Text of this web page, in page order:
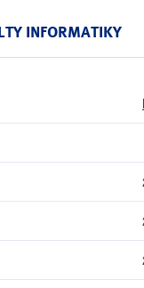
INFORMATIKY